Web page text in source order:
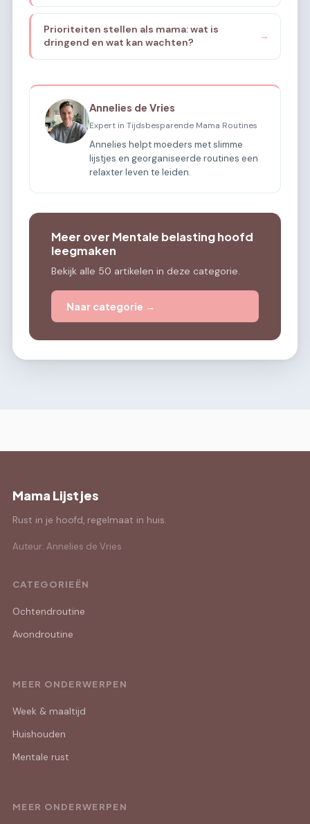
Prioriteiten stellen als mama: wat is
dringend en wat kan wachten?
→
Annelies de Vries
Expert in Tijdsbesparende Mama Routines
Annelies helpt moeders met slimme
lijstjes en georganiseerde routines een
relaxter leven te leiden.
Meer over Mentale belasting hoofd
leegmaken
Bekijk alle 50 artikelen in deze categorie.
Naar categorie →
Mama Lijstjes
Rust in je hoofd, regelmaat in huis.
Auteur: Annelies de Vries
CATEGORIEËN
Ochtendroutine
Avondroutine
MEER ONDERWERPEN
Week & maaltijd
Huishouden
Mentale rust
MEER ONDERWERPEN